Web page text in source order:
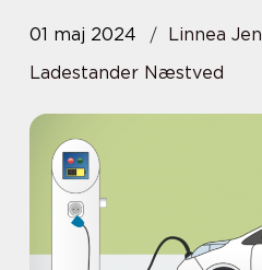
01 maj 2024
Linnea
Ladestander Næstved